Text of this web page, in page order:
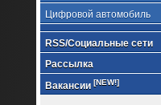
Цифровой автомобиль
RSS/Социальные сети
Рассылка
Вакансии [NEW!]